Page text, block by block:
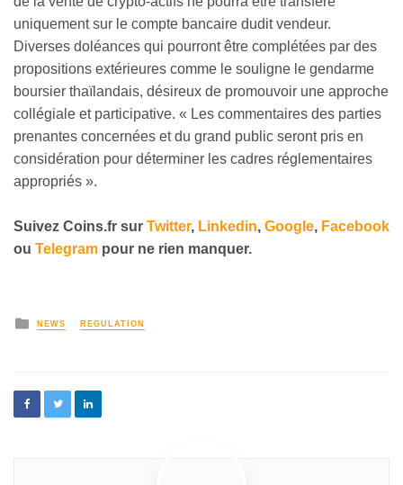
uniquement sur le compte bancaire dudit vendeur.
Diverses doléances qui pourront être complétées par des
propositions extérieures comme le souligne le gendarme
boursier thaïlandais, désireux de promouvoir une approche
collégiale et participative. « Les commentaires des parties
prenantes concernées et du grand public seront pris en
considération pour déterminer les cadres réglementaires
appropriés ».
Suivez Coins.fr sur Twitter, Linkedin, Google, Facebook
ou Telegram pour ne rien manquer.
NEWS REGULATION